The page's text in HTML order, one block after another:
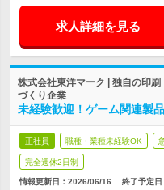
求人詳細を見る
株式会社東洋マーク | 独自の印
づくり企業
未経験歓迎！ゲーム関連製
正社員 職種・業種未経験OK
完全週休2日制
情報更新日：2026/06/16 終了予定日